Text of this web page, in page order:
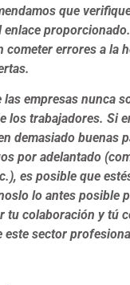
que
enlace
cometer errores a la
las empresas nunca
los trabajadores. Si
demasiado buenas
por adelantado
es posible que
lo antes posible
tu colaboración y tú
este sector